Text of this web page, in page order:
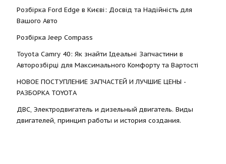
Розбірка Ford Edge в Києві: Досвід та Надійність для
Вашого Авто
Розбірка Jeep Compass
Toyota Camry 40: Як знайти Ідеальні Запчастини в
Авторозбірці для Максимального Комфорту та Вартості
НОВОЕ ПОСТУПЛЕНИЕ ЗАПЧАСТЕЙ И ЛУЧШИЕ ЦЕНЫ -
РАЗБОРКА TOYOTА
ДВС, Электродвигатель и дизельный двигатель. Виды
двигателей, принцип работы и история создания.